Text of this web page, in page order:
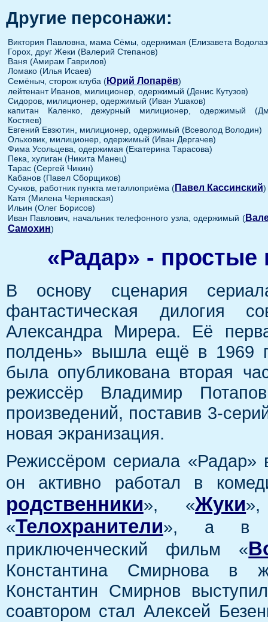
Другие персонажи:
Виктория Павловна, мама Сёмы, одержимая (Елизавета
Горох, друг Жеки (Валерий Степанов)
Ваня (Амирам Гаврилов)
Ломако (Илья Исаев)
Семёныч, сторож клуба (Юрий Лопарёв)
лейтенант Иванов, милиционер, одержимый (Денис Кутузов)
Сидоров, милиционер, одержимый (Иван Ушаков)
капитан Каленко, дежурный милиционер, одержимый
Костяев)
Евгений Евзютин, милиционер, одержимый (Всеволод Володин)
Ольховик, милиционер, одержимый (Иван Дергачев)
Фима Усольцева, одержимая (Екатерина Тарасова)
Пека, хулиган (Никита Манец)
Тарас (Сергей Чикин)
Кабанов (Павел Сборщиков)
Сучков, работник пункта металлоприёма (Павел Кассинский)
Катя (Милена Чернявская)
Ильин (Олег Борисов)
Иван Павлович, начальник телефонного узла, одержимый (
Самохин)
«Радар» -
В основу сценария
фантастическая дилогия
Александра Мирера. Её
полдень» вышла ещё в 1969
была опубликована вторая
режиссёр Владимир
произведений, поставив 3-
новая экранизация.
Режиссёром сериала «Радар»
он активно работал в
родственники», «Жуки
«Телохранители», а в
приключенческий фильм «
Константина Смирнова в
Константин Смирнов
соавтором стал Алексей